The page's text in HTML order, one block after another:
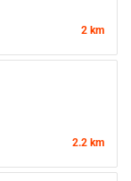
2 km
2.2 km